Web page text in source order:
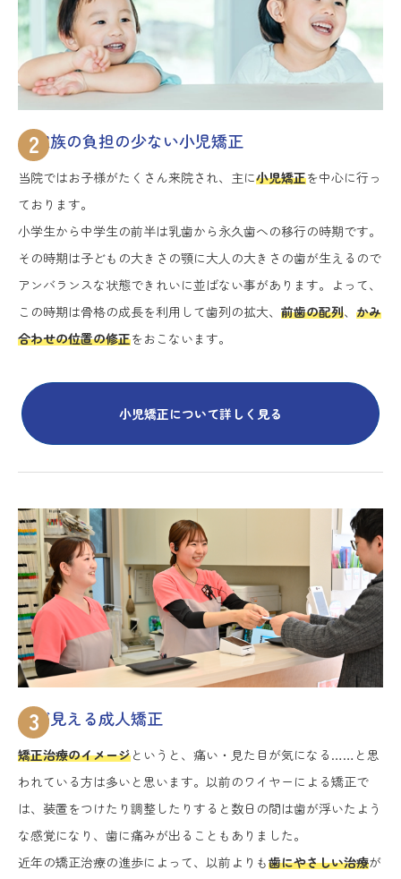
2
ご家族の負担の少ない小児矯正
当院ではお子様がたくさん来院され、主に小児矯正を中心に行っ
ております。
小学生から中学生の前半は乳歯から永久歯への移行の時期です。
その時期は子どもの大きさの顎に大人の大きさの歯が生えるので
アンバランスな状態できれいに並ばない事があります。よって、
この時期は骨格の成長を利用して歯列の拡大、 前歯の配列、 かみ
合わせの位置の修正をおこないます。
小児矯正について詳しく見る
3
先が見える成人矯正
矯正治療のイメージというと、痛い・見た目が気になる……と思
われている方は多いと思います。以前のワイヤーによる矯正で
は、装置をつけたり調整したりすると数日の間は歯が浮いたよう
な感覚になり、歯に痛みが出ることもありました。
近年の矯正治療の進歩によって、以前よりも歯にやさしい治療が